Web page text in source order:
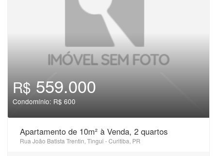
R$559.000
Condomínio: R$ 600
Apartamento de 10m² à Venda, 2 quartos
Rua João Batista Trentin, Tingui - Curitiba, PR